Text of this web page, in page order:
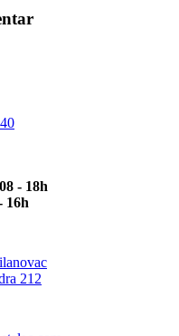
08 - 18h
16h
212